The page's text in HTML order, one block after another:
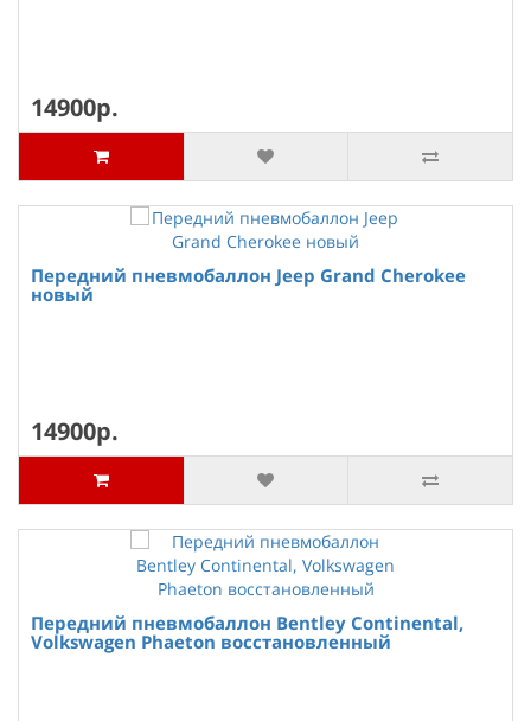
14900р.
Передний пневмобаллон Jeep Grand Cherokee
новый
14900р.
Передний пневмобаллон Bentley Continental,
Volkswagen Phaeton восстановленный